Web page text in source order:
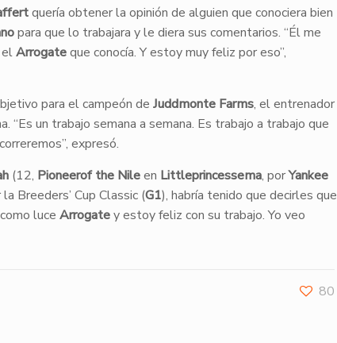
quería obtener la opinión de alguien que conociera bien
para que lo trabajara y le diera sus comentarios. “Él me
elArrogateque conocía. Y estoy muy feliz por eso”,
para el campeón de Juddmonte Farms, el entrenador
“Es un trabajo semana a semana. Es trabajo a trabajo que
expresó.
(12, Pioneerof the Nileen Littleprincessema, porYankee
Breeders’ Cup Classic (G1), habría tenido que decirles que
luce Arrogatey estoy feliz con su trabajo. Yo veo
80